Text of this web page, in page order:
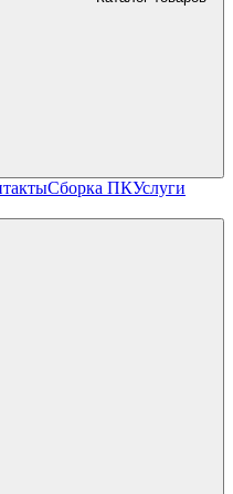
Сборка ПКУслуги